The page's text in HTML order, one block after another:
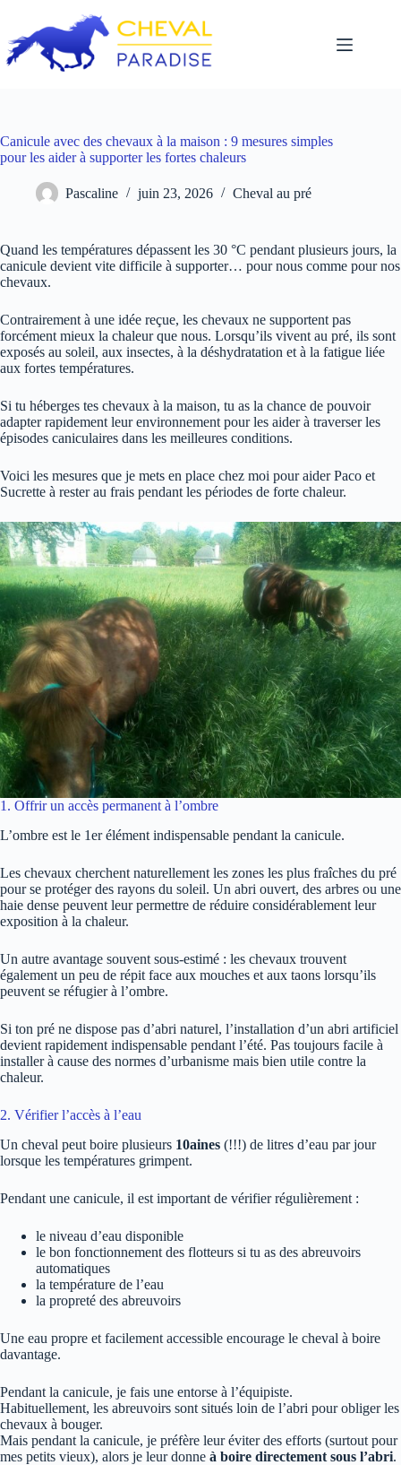
contenu
Canicule avec des chevaux à la maison : 9 mesures simples
pour les aider à supporter les fortes chaleurs
Pascaline juin 23, 2026 Cheval au pré
Quand les températures dépassent les 30 °C pendant plusieurs jours, la
canicule devient vite difficile à supporter… pour nous comme pour nos
chevaux.
Contrairement à une idée reçue, les chevaux ne supportent pas
forcément mieux la chaleur que nous. Lorsqu’ils vivent au pré, ils sont
exposés au soleil, aux insectes, à la déshydratation et à la fatigue liée
aux fortes températures.
Si tu héberges tes chevaux à la maison, tu as la chance de pouvoir
adapter rapidement leur environnement pour les aider à traverser les
épisodes caniculaires dans les meilleures conditions.
Voici les mesures que je mets en place chez moi pour aider Paco et
Sucrette à rester au frais pendant les périodes de forte chaleur.
1. Offrir un accès permanent à l’ombre
L’ombre est le 1er élément indispensable pendant la canicule.
Les chevaux cherchent naturellement les zones les plus fraîches du pré
pour se protéger des rayons du soleil. Un abri ouvert, des arbres ou une
haie dense peuvent leur permettre de réduire considérablement leur
exposition à la chaleur.
Un autre avantage souvent sous-estimé : les chevaux trouvent
également un peu de répit face aux mouches et aux taons lorsqu’ils
peuvent se réfugier à l’ombre.
Si ton pré ne dispose pas d’abri naturel, l’installation d’un abri artificiel
devient rapidement indispensable pendant l’été. Pas toujours facile à
installer à cause des normes d’urbanisme mais bien utile contre la
chaleur.
2. Vérifier l’accès à l’eau
Un cheval peut boire plusieurs 10aines (!!!) de litres d’eau par jour
lorsque les températures grimpent.
Pendant une canicule, il est important de vérifier régulièrement :
le niveau d’eau disponible
le bon fonctionnement des flotteurs si tu as des abreuvoirs
automatiques
la température de l’eau
la propreté des abreuvoirs
Une eau propre et facilement accessible encourage le cheval à boire
davantage.
Pendant la canicule, je fais une entorse à l’équipiste.
Habituellement, les abreuvoirs sont situés loin de l’abri pour obliger les
chevaux à bouger.
Mais pendant la canicule, je préfère leur éviter des efforts (surtout pour
mes petits vieux), alors je leur donne à boire directement sous l’abri.